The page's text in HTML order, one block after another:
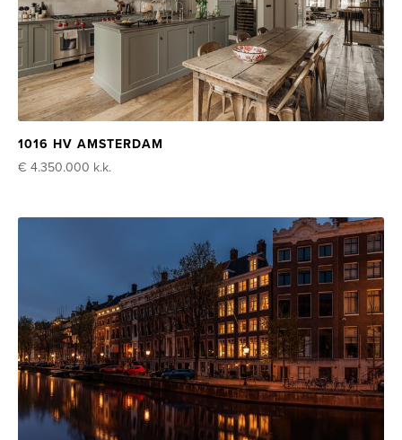
1016 HV AMSTERDAM
€ 4.350.000 k.k.